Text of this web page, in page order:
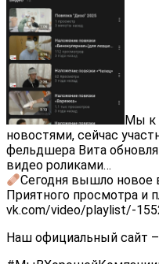
Мы к
новостями, сейчас
фельдшера Вита
видео роликами…
Сегодня вышло новое
Приятного просмотра и
vk.com/video/playlist/-
Наш официальный сайт